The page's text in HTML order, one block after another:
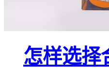
怎样选择